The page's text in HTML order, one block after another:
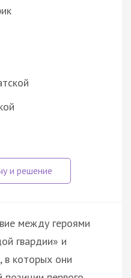
между героями
гвардии» и
в которых они